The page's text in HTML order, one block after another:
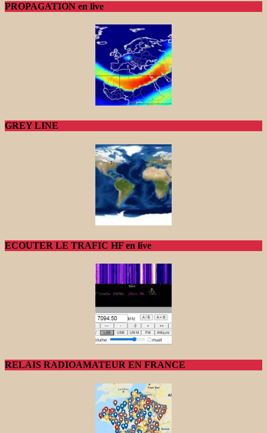
PROPAGATION en live
GREY LINE
ECOUTER LE TRAFIC HF en live
RELAIS RADIOAMATEUR EN FRANCE